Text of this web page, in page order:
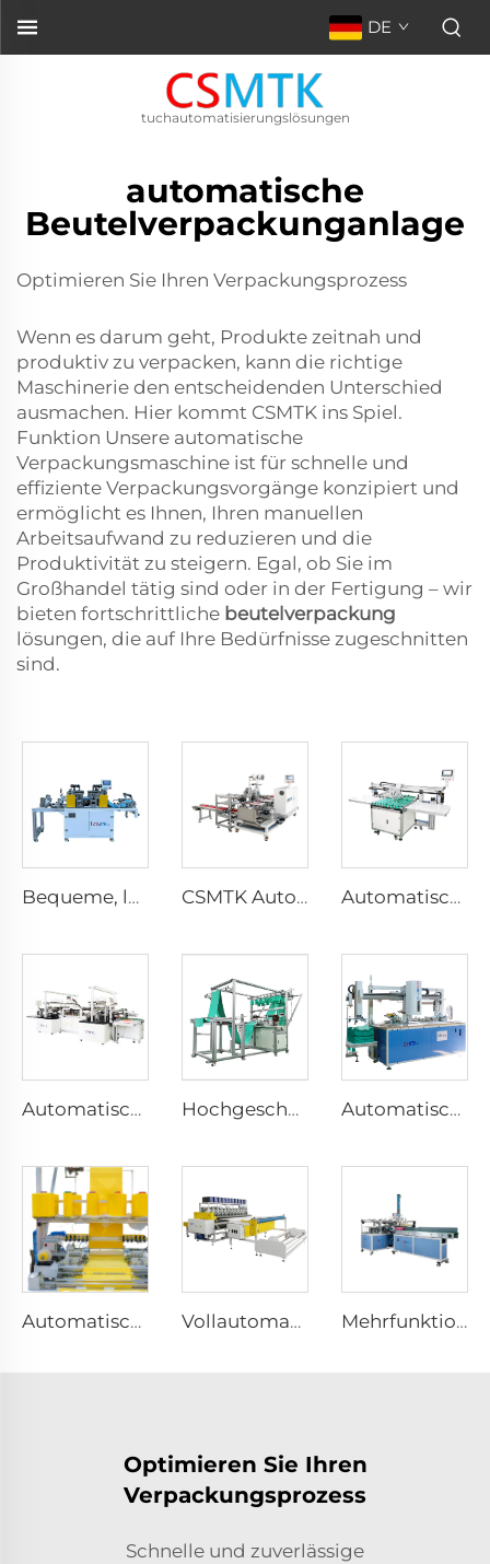
DE
tuchautomatisierungslösungen
automatische
Beutelverpackunganlage
Optimieren Sie Ihren Verpackungsprozess
Wenn es darum geht, Produkte zeitnah und
produktiv zu verpacken, kann die richtige
Maschinerie den entscheidenden Unterschied
ausmachen. Hier kommt CSMTK ins Spiel.
Funktion Unsere automatische
Verpackungsmaschine ist für schnelle und
effiziente Verpackungsvorgänge konzipiert und
ermöglicht es Ihnen, Ihren manuellen
Arbeitsaufwand zu reduzieren und die
Produktivität zu steigern. Egal, ob Sie im
Großhandel tätig sind oder in der Fertigung – wir
bieten fortschrittliche beutelverpackung
lösungen, die auf Ihre Bedürfnisse zugeschnitten
sind.
Bequeme, leicht zu reißende Reinigungstuchmaschine Ultraschall-Händereißtuchmaschine CSMTK Automatische Handtuchmaschine Mikrofaser-Reinigungstuch-Etikettiermaschine Automatische Kartenheftmaschine Automatische Handtuch-Sammel- und Stapelmaschine für automatische Handtuchnähproduktionslinie
Automatische horizontale Nähtuchmaschine Maschine für gewirkte und gewebte Tücher Vollautomatische Mikrofasernähmaschine Hochgeschwindigkeitsautomatik-Mikrofaser-Handtuch-Längsnähtmaschine, automatische Längsnähtmaschine für Handtücher Automatische Überlock-Tuchmaschine Runde Tuchautomat Maschine für abgerundete Tücher
Automatische Langnähtmaschine für Handtücher, Langstichnähtmaschine, automatische Mikrofaser-Handtuchmaschine Vollautomatischer Handtuchstoff-Ultraschallschneider, Mikrofasertuch-Schneidemaschine, Gewebevertikalschneidemaschine Mehrfunktions-Automatische Verpackungsmaschine für Reinigung von Mikrofaser-Handtüchern, Automatische Handtuch-Verpackungsmaschine
Optimieren Sie Ihren
Verpackungsprozess
Schnelle und zuverlässige